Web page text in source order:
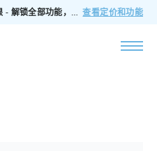
🔥$200/月畅享Tenjin完整访问权限 - 解锁全部功能，无隐藏费用，随时可取消 查看定价和功能